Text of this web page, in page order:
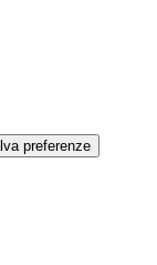
preferenze